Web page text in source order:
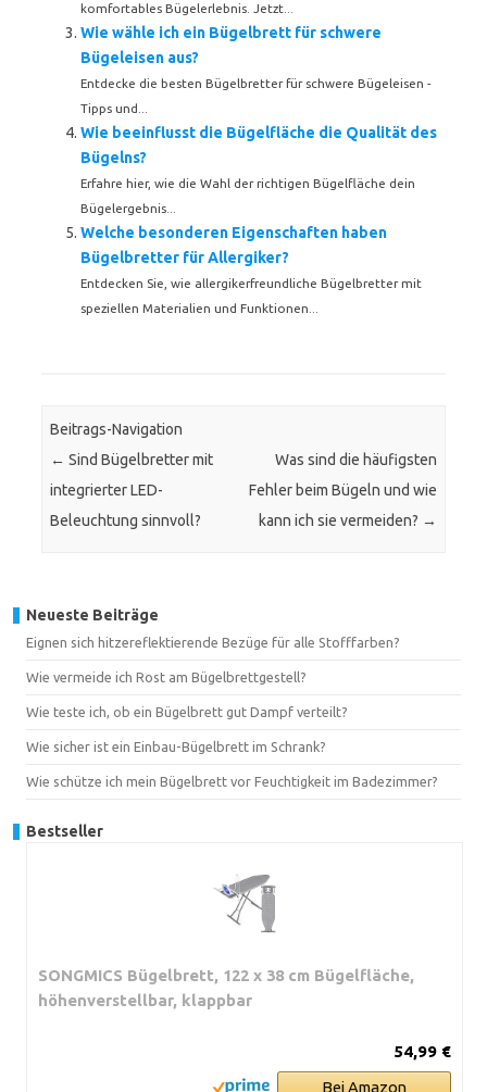
komfortables Bügelerlebnis. Jetzt...
Wie wähle ich ein Bügelbrett für schwere
Bügeleisen aus?
Entdecke die besten Bügelbretter für schwere Bügeleisen -
Tipps und...
Wie beeinflusst die Bügelfläche die Qualität des
Bügelns?
Erfahre hier, wie die Wahl der richtigen Bügelfläche dein
Bügelergebnis...
Welche besonderen Eigenschaften haben
Bügelbretter für Allergiker?
Entdecken Sie, wie allergikerfreundliche Bügelbretter mit
speziellen Materialien und Funktionen...
Beitrags-Navigation
← Sind Bügelbretter mit
integrierter LED-
Beleuchtung sinnvoll?
Was sind die häufigsten
Fehler beim Bügeln und wie
kann ich sie vermeiden? →
Neueste Beiträge
Eignen sich hitzereflektierende Bezüge für alle Stofffarben?
Wie vermeide ich Rost am Bügelbrettgestell?
Wie teste ich, ob ein Bügelbrett gut Dampf verteilt?
Wie sicher ist ein Einbau-Bügelbrett im Schrank?
Wie schütze ich mein Bügelbrett vor Feuchtigkeit im Badezimmer?
Bestseller
SONGMICS Bügelbrett, 122 x 38 cm Bügelfläche,
höhenverstellbar, klappbar
54,99 €
Bei Amazon